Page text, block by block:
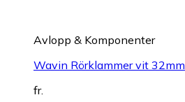
Avlopp & Komponenter
Wavin Rörklammer vit 32mm
fr.